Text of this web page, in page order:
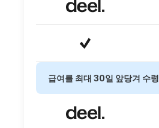
급여를 최대 30일 앞당겨 수령